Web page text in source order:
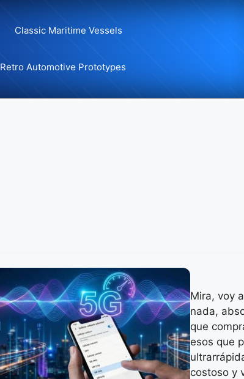
Classic Maritime Vessels
Retro Automotive Prototypes
Mira, voy
nada,
que
esos que
costoso y